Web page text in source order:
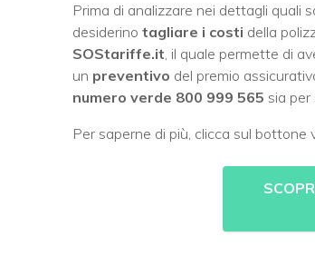
Prima di analizzare nei dettagli quali
desiderino tagliare i costi della
SOStariffe.it, il quale permette di
un preventivo del premio
numero verde 800 999 565 sia per
Per saperne di più, clicca sul bottone